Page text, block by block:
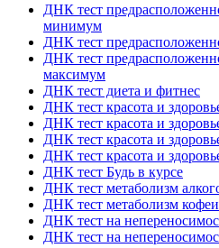
ДНК тест
минимум
ДНК тест
ДНК тест
максимум
ДНК тест диета и фитнес
ДНК тест красота и
ДНК тест красота и
ДНК тест красота и
ДНК тест красота и
ДНК тест Будь в курсе
ДНК тест метаболизм
ДНК тест метаболизм
ДНК тест на
ДНК тест на